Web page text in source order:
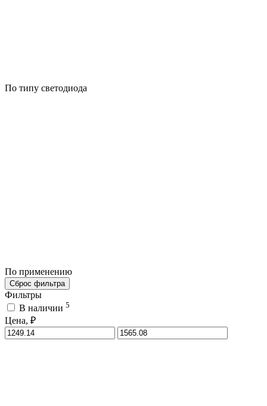
По типу светодиода
По применению
Сброс фильтра
Фильтры
В наличии 5
Цена, ₽